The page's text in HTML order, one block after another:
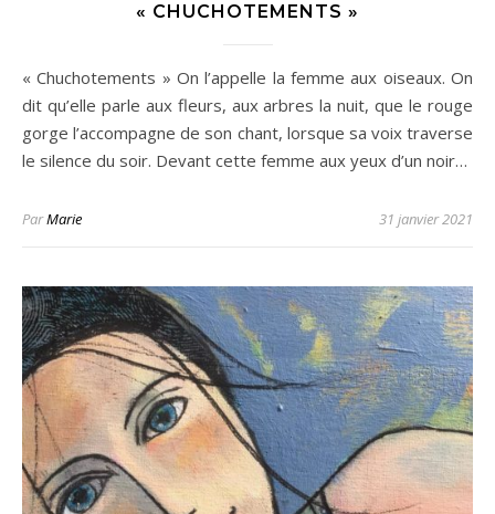
« CHUCHOTEMENTS »
« Chuchotements » On l’appelle la femme aux oiseaux. On
dit qu’elle parle aux fleurs, aux arbres la nuit, que le rouge
gorge l’accompagne de son chant, lorsque sa voix traverse
le silence du soir. Devant cette femme aux yeux d’un noir…
ParMarie 31 janvier 2021